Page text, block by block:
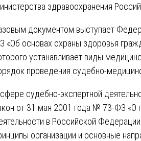
здравоохранения
документом выступает
«Об основах охраны здоровья
устанавливает виды
проведения судебно-
судебно-экспертной
от 31 мая 2001 года № 73-ФЗ «О
в Российской
организации и основные